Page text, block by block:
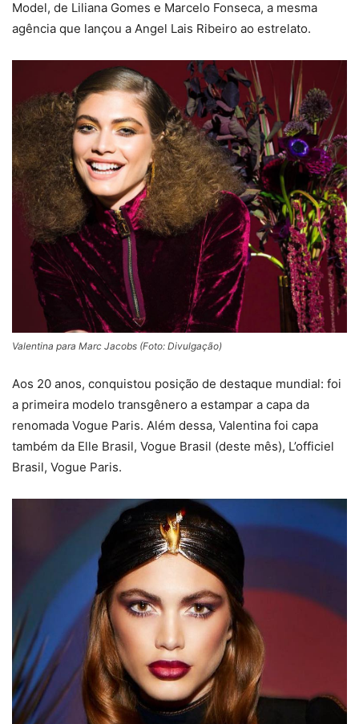
Model, de Liliana Gomes e Marcelo Fonseca, a mesma
agência que lançou a Angel Lais Ribeiro ao estrelato.
Valentina para Marc Jacobs (Foto: Divulgação)
Aos 20 anos, conquistou posição de destaque mundial: foi
a primeira modelo transgênero a estampar a capa da
renomada Vogue Paris. Além dessa, Valentina foi capa
também da Elle Brasil, Vogue Brasil (deste mês), L’officiel
Brasil, Vogue Paris.